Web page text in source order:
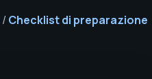
/ Checklist di preparazione